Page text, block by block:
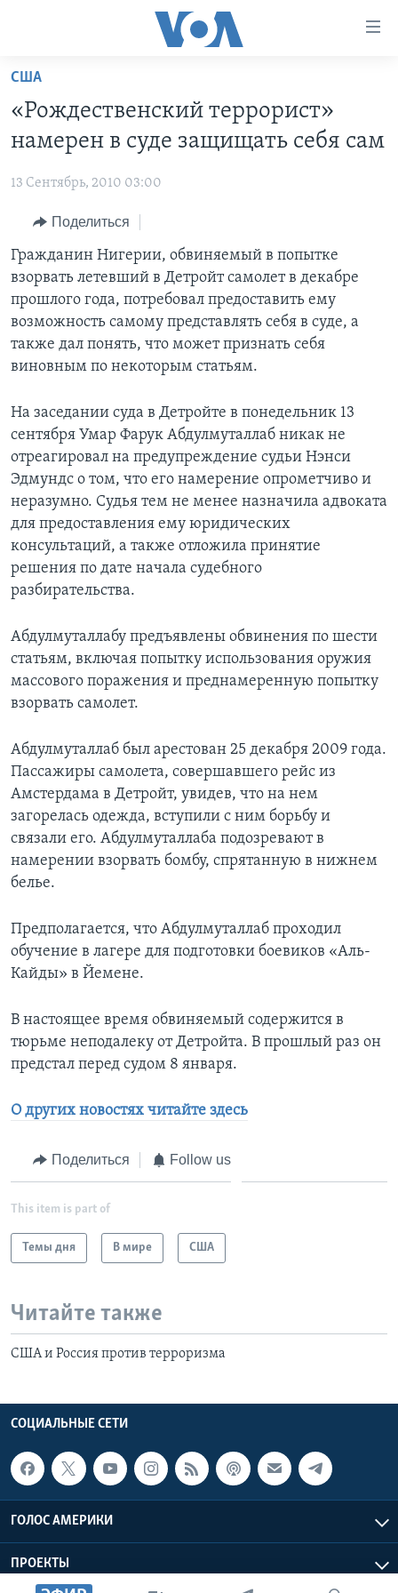
Перейти
основной
контент
навигации
Перейти
поиск
ПРОГРАММЫ
НОВОСТИ ЗА МИНУТУ
ИТОГИ
ПОЧЕМУ ЭТО ВАЖНО?
ДИСКУССИЯ VOA
ДЕТАЛИ
НЬЮ-ЙОРК NEW YORK
ПРОЕКТЫ
УЧИМ АНГЛИЙСКИЙ
НАША АМЕРИКАНСКАЯ ИСТОРИЯ
А КАК В АМЕРИКЕ?
АРТЕФАКТЫ
АМЕРИКАНСКИЕ ГОРОДКИ
ТЕСТЫ
ЭКСПЕРТИЗА
ИНТЕРВЬЮ
ФАКТЫ ПРОТИВ ФЕЙКОВ
ЗА СВОБОДУ ПРЕССЫ
УЧИМ АНГЛИЙСКИЙ
ВИДЕО
Learning English
СОЦИАЛЬНЫЕ СЕТИ
Языки
США
«Рождественский террорист»
намерен в суде защищать себя сам
13 Сентябрь, 2010 03:00
Поделиться
Гражданин Нигерии, обвиняемый в попытке
взорвать летевший в Детройт самолет в декабре
прошлого года, потребовал предоставить ему
возможность самому представлять себя в суде, а
также дал понять, что может признать себя
виновным по некоторым статьям.
На заседании суда в Детройте в понедельник 13
сентября Умар Фарук Абдулмуталлаб никак не
отреагировал на предупреждение судьи Нэнси
Эдмундс о том, что его намерение опрометчиво и
неразумно. Судья тем не менее назначила адвоката
для предоставления ему юридических
консультаций, а также отложила принятие
решения по дате начала судебного
разбирательства.
Абдулмуталлабу предъявлены обвинения по шести
статьям, включая попытку использования оружия
массового поражения и преднамеренную попытку
взорвать самолет.
Абдулмуталлаб был арестован 25 декабря 2009 года.
Пассажиры самолета, совершавшего рейс из
Амстердама в Детройт, увидев, что на нем
загорелась одежда, вступили с ним борьбу и
связали его. Абдулмуталлаба подозревают в
намерении взорвать бомбу, спрятанную в нижнем
белье.
Предполагается, что Абдулмуталлаб проходил
обучение в лагере для подготовки боевиков «Аль-
Кайды» в Йемене.
В настоящее время обвиняемый содержится в
тюрьме неподалеку от Детройта. В прошлый раз он
предстал перед судом 8 января.
О других новостях читайте здесь
Поделиться Follow us
This item is part of
Темы дня В мире США
Читайте также
США и Россия против терроризма
СОЦИАЛЬНЫЕ СЕТИ
ГОЛОС АМЕРИКИ
ПРОЕКТЫ